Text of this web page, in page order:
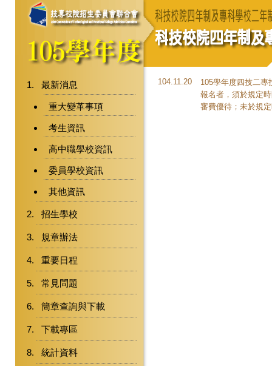
最新消息
重大變革事項
考生資訊
高中職學校資訊
委員學校資訊
其他資訊
招生學校
規章辦法
重要日程
常見問題
簡章查詢與下載
下載專區
統計資料
104.11.20
105學年度四技二
報名者，須於規定
審費優待；未於規